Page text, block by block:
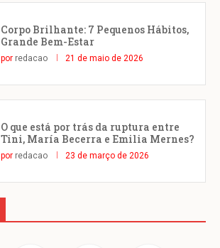
Corpo Brilhante: 7 Pequenos Hábitos,
Grande Bem-Estar
por redacao 21 de maio de 2026
O que está por trás da ruptura entre
Tini, María Becerra e Emilia Mernes?
por redacao 23 de março de 2026